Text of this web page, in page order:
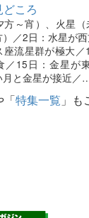
ころ
方～宵）、火星
）／2日：水星が
座流星群が極大
／15日：金星が
月と金星が接近／
「特集一覧 」